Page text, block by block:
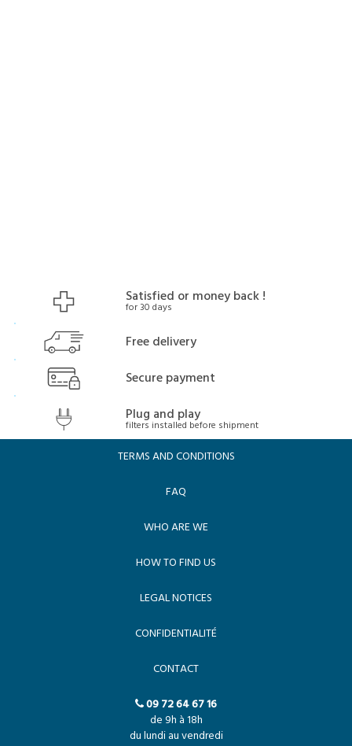
Satisfied or money back !
for 30 days
Free delivery
Secure payment
Plug and play
filters installed before shipment
TERMS AND CONDITIONS
FAQ
WHO ARE WE
HOW TO FIND US
LEGAL NOTICES
CONFIDENTIALITÉ
CONTACT
09 72 64 67 16
de 9h à 18h
du lundi au vendredi